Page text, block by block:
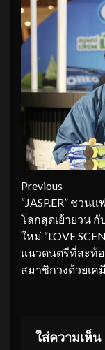
Continue
Reading
Previous
“JASP.ER” ชวน
โลกสุดเย้ายวน กั
ใหม่ “LOVE
แนวดนตรีที่สะท้
สมาชิกวงด้วยเค
ใส่ความเห็น